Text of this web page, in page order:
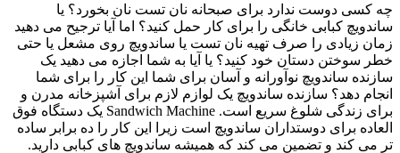
چه کسی دوست ندارد برای صبحانه نان تست نان بخورد؟ یا
ساندویچ کبابی خانگی را برای کار حمل کنید؟ اما آیا ترجیح می دهید
زمان زیادی را صرف تهیه نان تست یا ساندویچ روی مشعل یا حتی
خطر سوختن دستان خود کنید؟ یا آیا به شما اجازه می دهید یک
سازنده ساندویچ نوآورانه و آسان برای شما این کار را برای شما
انجام دهد؟ سازنده ساندویچ یک لوازم لازم برای آشپزخانه مدرن و
برای زندگی شلوغ سریع است. Sandwich Machine یک دستگاه فوق
العاده برای دوستداران ساندویچ است زیرا این کار را ده برابر ساده
تر می کند و تضمین می کند که همیشه ساندویچ های کبابی دارید.